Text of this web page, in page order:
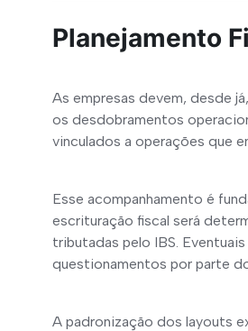
Planejamento
As empresas devem, desde
os desdobramentos
vinculados a operações que
Esse acompanhamento é
escrituração fiscal será
tributadas pelo IBS.
questionamentos por parte
A padronização dos layouts